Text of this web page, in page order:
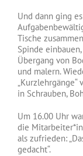
Und dann ging
Tische
Spinde
Übergang von
und malern.
„Kurzlehrgänge“
in Schrauben,
Um 16.00 Uhr
die
als zufrieden:
gedacht“.